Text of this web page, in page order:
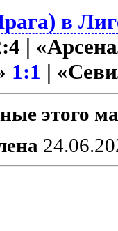
в
|
1:1 |
этого